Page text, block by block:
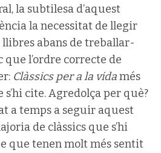
la subtilesa d’aquest
la necessitat de llegir
abans de treballar-
que l’ordre correcte de
Clàssics per a la vidamés
cite. Agredolça per què?
a temps a seguir aquest
de clàssics que s’hi
que tenen molt més sentit